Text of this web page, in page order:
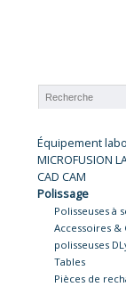
Équipement labo
MICROFUSION
CAD CAM
Polissage
Polisseuses à
Accessoires
polisseuses
Tables
Pièces de